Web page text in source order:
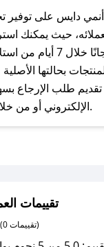
كوبونات وخصومات
بذكاء ووفّر على
دايس على توفير
حيث يمكنك
المنتجات مجانًا
بحالتها
طلب الإرجاع
الإلكتروني أو من خلال خدمة العملاء.
تقييمات
(0 تقييمات)